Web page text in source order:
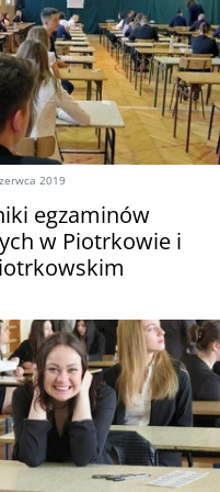
2019
egzaminów
w Piotrkowie i